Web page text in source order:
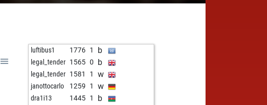
luftibus1 1776 1 b
legal_tender 1565 0 b
legal_tender 1581 1 w
janottocarlo 1259 1 w
dra1i13 1445 1 b